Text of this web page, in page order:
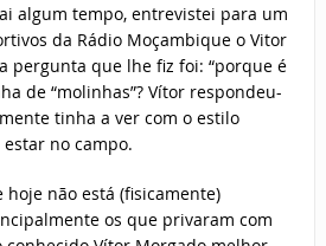
algum tempo, entrevistei para um
da Rádio Moçambique o Vitor
pergunta que lhe fiz foi: “porque é
de “molinhas”? Vítor respondeu-
tinha a ver com o estilo
no campo.
hoje não está (fisicamente)
os que privaram com